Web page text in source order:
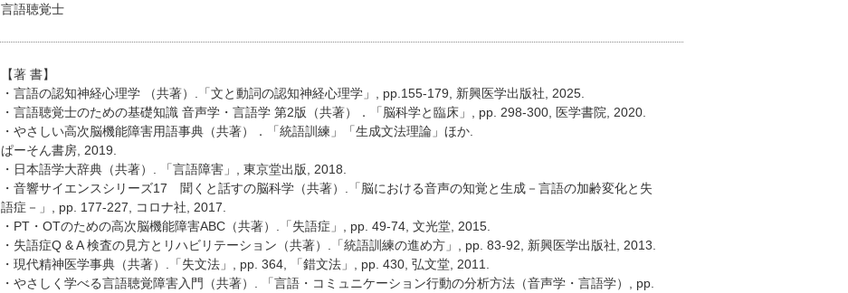
言語聴覚士
【著 書】
・言語の認知神経心理学 （共著）.「文と動詞の認知神経心理学」, pp.155-179, 新興医学出版社, 2025.
・言語聴覚士のための基礎知識 音声学・言語学 第2版（共著）．「脳科学と臨床」, pp. 298-300, 医学書院, 2020.
・やさしい高次脳機能障害用語事典（共著）．「統語訓練」「生成文法理論」ほか.
ぱーそん書房, 2019.
・日本語学大辞典（共著）. 「言語障害」, 東京堂出版, 2018.
・音響サイエンスシリーズ17 聞くと話すの脳科学（共著）.「脳における音声の知覚と生成－言語の加齢変化と失
語症－」, pp. 177-227, コロナ社, 2017.
・PT・OTのための高次脳機能障害ABC（共著）.「失語症」, pp. 49-74, 文光堂, 2015.
・失語症Q & A 検査の見方とリハビリテーション（共著）.「統語訓練の進め方」, pp. 83-92, 新興医学出版社, 2013.
・現代精神医学事典（共著）.「失文法」, pp. 364, 「錯文法」, pp. 430, 弘文堂, 2011.
・やさしく学べる言語聴覚障害入門（共著）. 「言語・コミュニケーション行動の分析方法（音声学・言語学）, pp.